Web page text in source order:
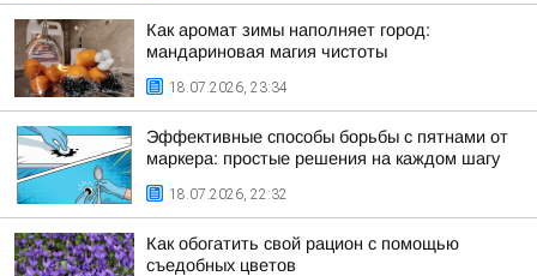
Как аромат зимы наполняет город:
мандариновая магия чистоты
18.07.2026, 23:34
Эффективные способы борьбы с пятнами от
маркера: простые решения на каждом шагу
18.07.2026, 22:32
Как обогатить свой рацион с помощью
съедобных цветов